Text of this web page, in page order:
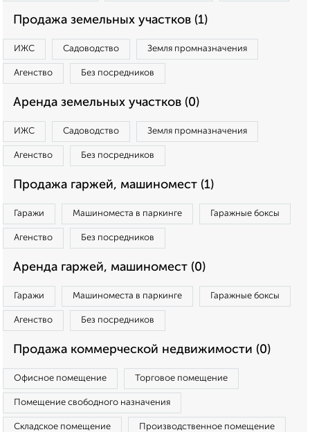
Продажа земельных участков (1)
ИЖС Садоводство Земля промназначения
Агенство Без посредников
Аренда земельных участков (0)
ИЖС Садоводство Земля промназначения
Агенство Без посредников
Продажа гаржей, машиномест (1)
Гаражи Машиноместа в паркинге Гаражные боксы
Агенство Без посредников
Аренда гаржей, машиномест (0)
Гаражи Машиноместа в паркинге Гаражные боксы
Агенство Без посредников
Продажа коммерческой недвижимости (0)
Офисное помещение Торговое помещение
Помещение свободного назначения
Складское помещение Производственное помещение